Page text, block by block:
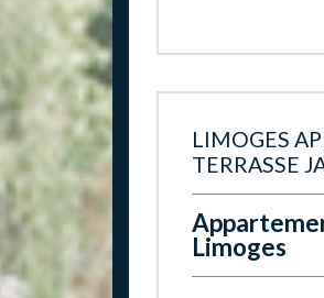
LIMOGES
TERRASSE
Limoges